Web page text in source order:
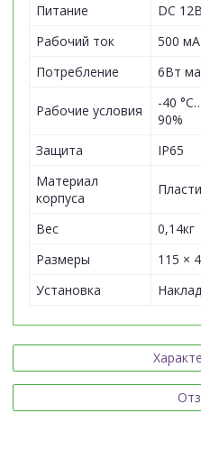
Питание
DC 12В
Рабочий ток
500 мА
Потребление
6Вт
Рабочие условия
-40
90%
Защита
IP65
Материал
корпуса
Вес
0,14кг
Размеры
115 ×
Установка